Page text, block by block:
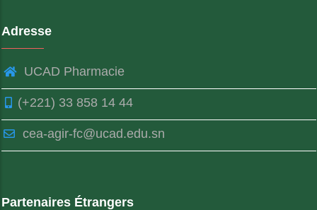
Adresse
UCAD Pharmacie
(+221) 33 858 14 44
cea-agir-fc@ucad.edu.sn
Partenaires Étrangers